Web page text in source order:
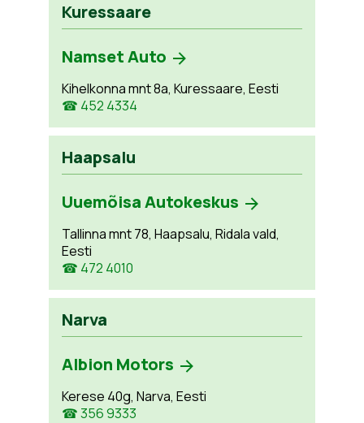
Kuressaare
Namset Auto
Kihelkonna mnt 8a, Kuressaare, Eesti
☎ 452 4334
Haapsalu
Uuemõisa Autokeskus
Tallinna mnt 78, Haapsalu, Ridala vald,
Eesti
☎ 472 4010
Narva
Albion Motors
Kerese 40g, Narva, Eesti
☎ 356 9333